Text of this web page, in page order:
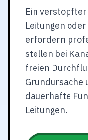
Ein
Leitungen
erfordern
stellen bei
freien
Grundursache
dauerhafte
Leitungen.